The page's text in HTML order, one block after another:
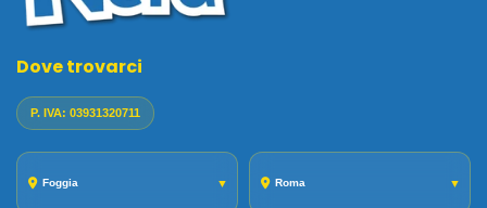
Dove trovarci
P. IVA: 03931320711
Foggia ▼ Roma ▼